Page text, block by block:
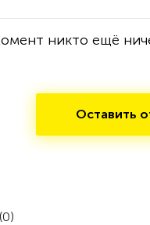
никто ещё
Оставить